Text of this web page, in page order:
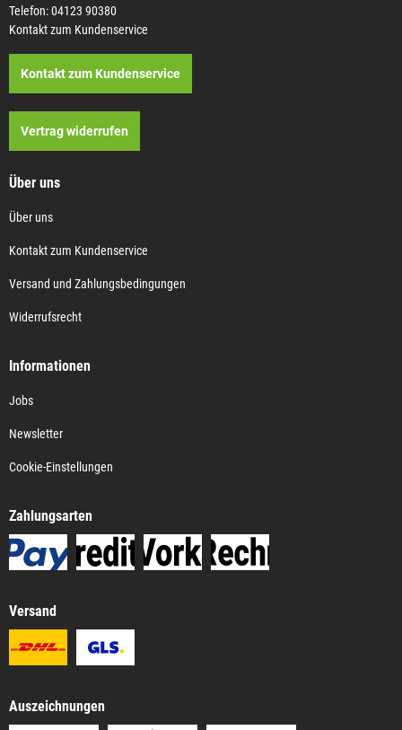
Telefon: 04123 90380
Kontakt zum Kundenservice
Kontakt zum Kundenservice
Vertrag widerrufen
Über uns
Über uns
Kontakt zum Kundenservice
Versand und Zahlungsbedingungen
Widerrufsrecht
Informationen
Jobs
Newsletter
Cookie-Einstellungen
Zahlungsarten
Versand
Auszeichnungen